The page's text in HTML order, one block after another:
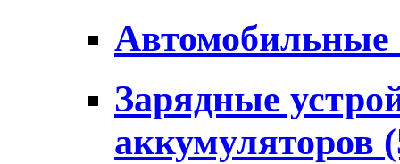
Зарядные
аккумуляторов